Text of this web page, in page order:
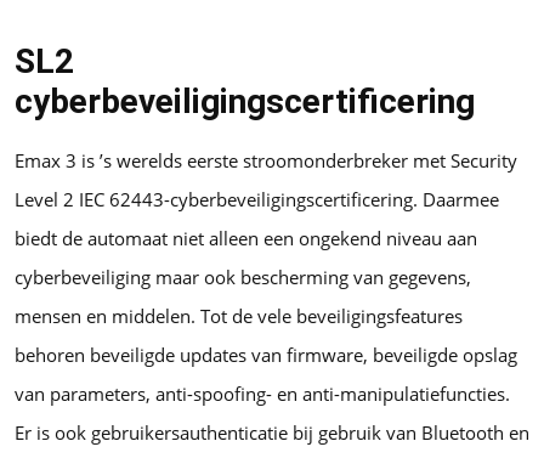
SL2
cyberbeveiligingscertificering
Emax 3 is ’s werelds eerste stroomonderbreker met Security
Level 2 IEC 62443-cyberbeveiligingscertificering. Daarmee
biedt de automaat niet alleen een ongekend niveau aan
cyberbeveiliging maar ook bescherming van gegevens,
mensen en middelen. Tot de vele beveiligingsfeatures
behoren beveiligde updates van firmware, beveiligde opslag
van parameters, anti-spoofing- en anti-manipulatiefuncties.
Er is ook gebruikersauthenticatie bij gebruik van Bluetooth en